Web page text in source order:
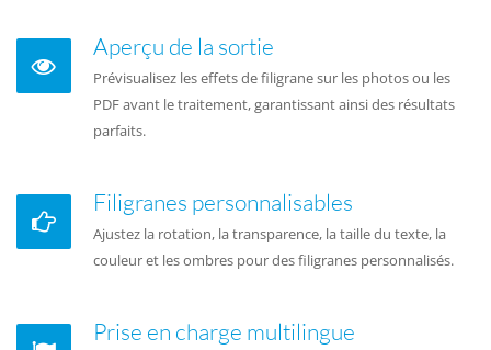
Aperçu de la sortie
Prévisualisez les effets de filigrane sur les photos ou les
PDF avant le traitement, garantissant ainsi des résultats
parfaits.
Filigranes personnalisables
Ajustez la rotation, la transparence, la taille du texte, la
couleur et les ombres pour des filigranes personnalisés.
Prise en charge multilingue